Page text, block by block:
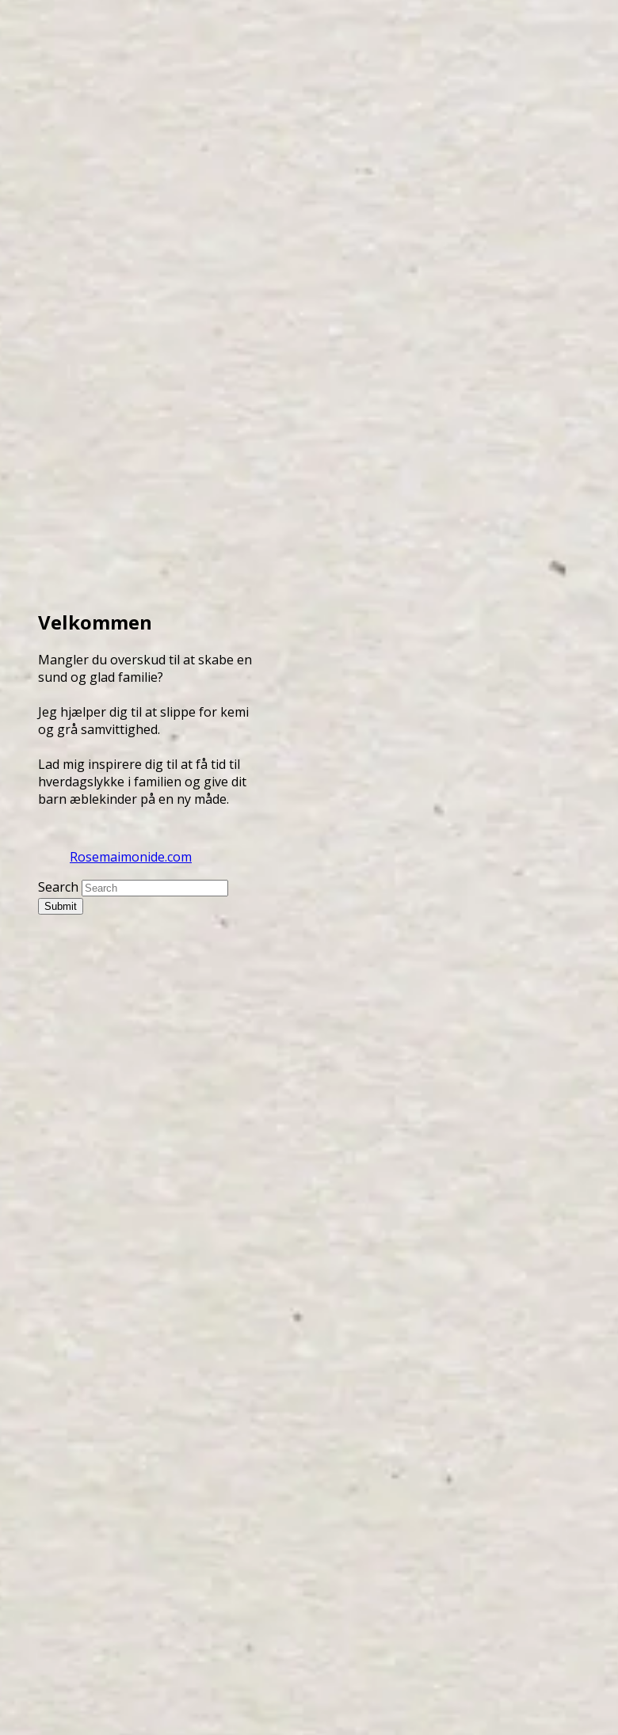
Velkommen
Mangler du overskud til at skabe en
sund og glad familie?
Jeg hjælper dig til at slippe for kemi
og grå samvittighed.
Lad mig inspirere dig til at få tid til
hverdagslykke i familien og give dit
barn æblekinder på en ny måde.
Rosemaimonide.com
Search
Submit